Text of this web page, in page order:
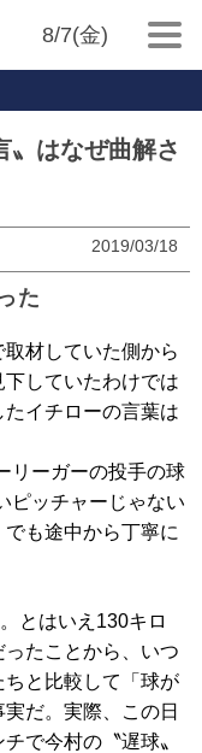
8/7(金)
〟はなぜ曲解さ
2019/03/18
た
材していた側から
していたわけでは
イチローの言葉は
リーガーの投手の球
ピッチャーじゃない
も途中から丁寧に
とはいえ130キロ
たことから、いつ
ちと比較して「球が
だ。実際、この日
で今村の〝遅球〟